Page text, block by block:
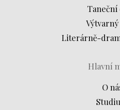
Taneční
Literárně-
Hlavní
O